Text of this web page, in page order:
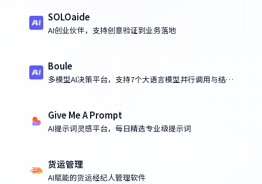
SOLOaide
AI创业伙伴，支持创意验证到业务落地
Boule
多模型AI决策平台，支持7个大语言模型并行调用与结果
Give Me A Prompt
AI提示词灵感平台，每日精选专业级提示词
货运管理
AI赋能的货运经纪人管理软件